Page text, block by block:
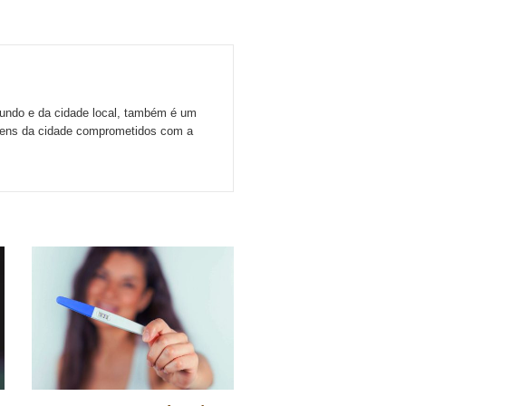
e da cidade local, também é um
da cidade comprometidos com a